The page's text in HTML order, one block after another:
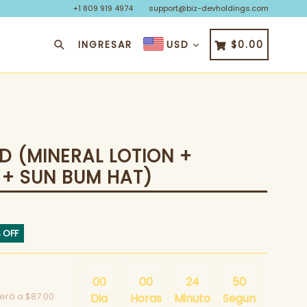
+1 809 919 4974 support@biz-devholdings.com
Buscar
INGRESAR USD CARRITO
CARRITO
$0.00
(MINERAL LOTION +
SUN BUM HAT)
OFF
a $87.00
00 00 24 49